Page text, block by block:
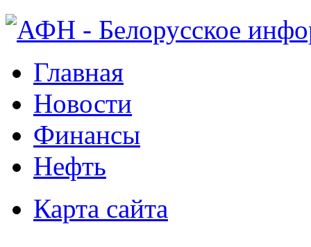
Главная
Новости
Финансы
Нефть
Карта сайта